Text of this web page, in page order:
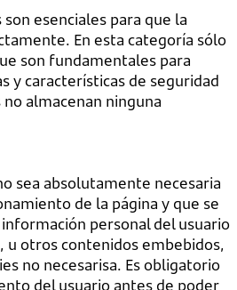
son esenciales para que la
En esta categoría sólo
son fundamentales para
y características de seguridad
almacenan ninguna
sea absolutamente necesaria
de la página y que se
personal del usuario
u otros contenidos embebidos,
no necesarisa. Es obligatorio
del usuario antes de poder